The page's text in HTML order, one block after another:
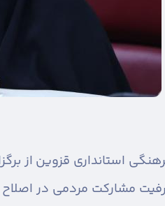
استانداری قزوین از
مشارکت مردمی در